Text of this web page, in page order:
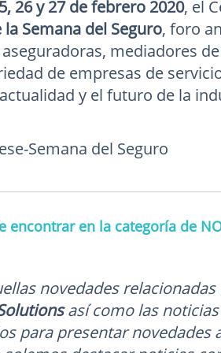
26 y 27 de febrero 2020, el
la Semana del Seguro, foro
mediadores
de empresas de
y el futuro de la
Semana del Seguro
encontrar en la categoría de
novedades
así como las
para presentar novedades